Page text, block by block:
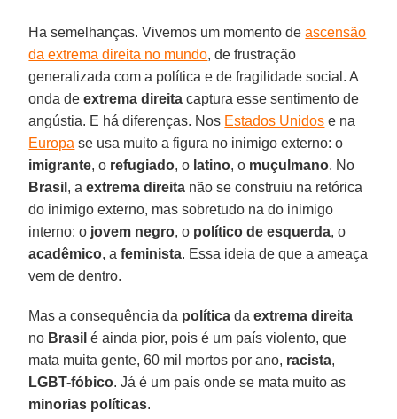
Ha semelhanças. Vivemos um momento deascensão
da extrema direita no mundo, de frustração
generalizada com a política e de fragilidade social. A
onda deextrema direita captura esse sentimento de
angústia. E há diferenças. Nos Estados Unidos e na
Europa se usa muito a figura no inimigo externo: o
imigrante, o refugiado, o latino, o muçulmano. No
Brasil , aextrema direita não se construiu na retórica
do inimigo externo, mas sobretudo na do inimigo
interno: o jovem negro, o político de esquerda, o
acadêmico, a feminista. Essa ideia de que a ameaça
vem de dentro.
Mas a consequência da políticada extrema direita
no Brasil é ainda pior, pois é um país violento, que
mata muita gente, 60 mil mortos por ano, racista,
LGBT-fóbico. Já é um país onde se mata muito as
minorias políticas.